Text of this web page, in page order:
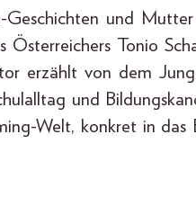
und
Österreichers Tonio
erzählt von dem
und
Welt, konkret in das